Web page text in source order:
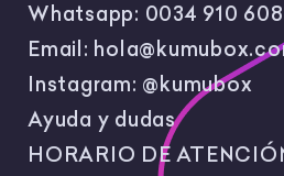
Whatsapp: 0034 910
Email:
Instagram: @kumubox
Ayuda y dudas
HORARIO DE